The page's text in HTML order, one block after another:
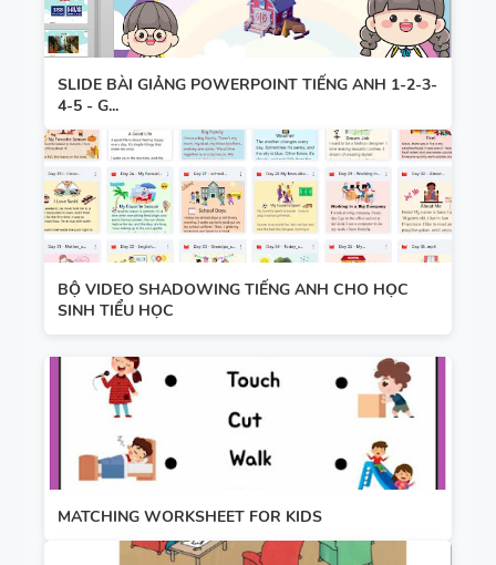
HỌC KỲ 1 -
CÓ ĐÁP ÁN
CHUYÊN ĐỀ
NGỮ PHÁP
TIẾNG ANH
SPEAKING
TIẾNG ANH
4 -
CAMBRIDG
SLIDE BÀI GIẢNG POWERPOINT TIẾNG ANH 1-2-3-
4-5 - G...
BỘ VIDEO SHADOWING TIẾNG ANH CHO HỌC
SINH TIỂU HỌC
MATCHING WORKSHEET FOR KIDS